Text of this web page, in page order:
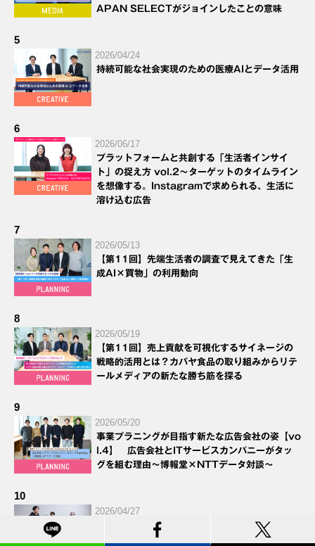
APAN SELECTがジョインしたことの意味
5
2026/04/24
持続可能な社会実現のための医療AIとデータ活用
6
2026/06/17
プラットフォームと共創する「生活者インサイ
ト」の捉え方 vol.2～ターゲットのタイムライン
を想像する。Instagramで求められる、生活に
溶け込む広告
7
2026/05/13
【第11回】先端生活者の調査で見えてきた「生
成AI×買物」の利用動向
8
2026/05/19
【第11回】売上貢献を可視化するサイネージの
戦略的活用とは？カバヤ食品の取り組みからリテ
ールメディアの新たな勝ち筋を探る
9
2026/05/20
事業プラニングが目指す新たな広告会社の姿【vo
l.4】 広告会社とITサービスカンパニーがタッ
グを組む理由～博報堂×NTTデータ対談～
10
2026/04/27
日本のエンタメコンテンツの魅力を世界に響かせ
るFANFARE（ファンファーレ）始動——イン